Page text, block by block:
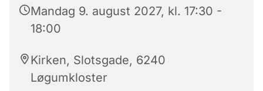
Mandag 9. august 2027, kl. 17:30 -
18:00
Kirken, Slotsgade, 6240
Løgumkloster